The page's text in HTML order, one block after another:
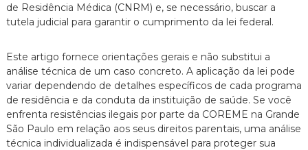
de Residência Médica (CNRM) e,se necessário,buscar a
tutela judicial para garantir o cumprimento da lei federal.
Este artigo fornece orientações gerais e não substitui a
análise técnica de um caso concreto. A aplicação da lei pode
variar dependendo de detalhes específicos de cada programa
de residência e da conduta da instituição de saúde. Se você
enfrenta resistências ilegais por parte da COREME na Grande
São Paulo em relação aos seus direitos parentais,uma análise
técnica individualizada é indispensável para proteger sua